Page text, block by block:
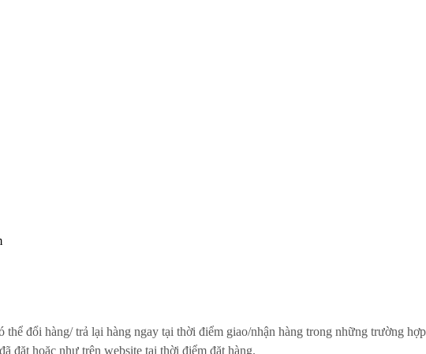
đổi hàng/ trả lại hàng ngay tại thời điểm giao/nhận hàng trong những trường
đặt hoặc như trên website tại thời điểm đặt hàng.